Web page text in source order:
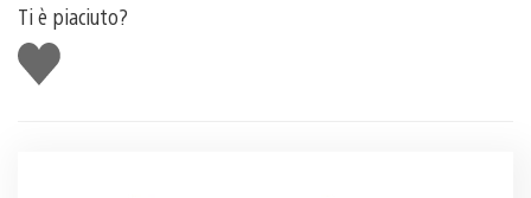
Ti è piaciuto?
Mi
piace